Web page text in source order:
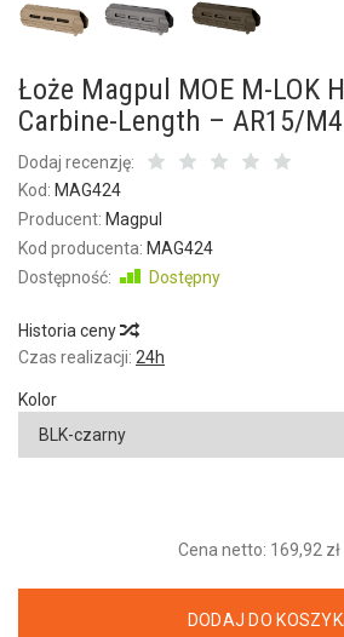
Łoże Magpul MOE M-LOK
Carbine-Length – AR15/M4
Dodaj recenzję:
Kod: MAG424
Producent: Magpul
Kod producenta: MAG424
Dostępność:
Dostępny
Historia ceny
Czas realizacji: 24h
Kolor
BLK-czarny
Cena netto: 169,92 zł
DODAJ DO